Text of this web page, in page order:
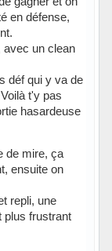
en défense,
avec un clean
déf qui y va de
t'y pas
hasardeuse
de mire, ça
ensuite on
repli, une
plus frustrant